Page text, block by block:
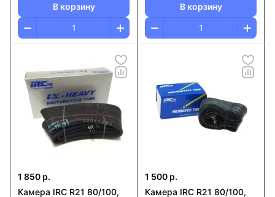
В корзину В корзину
1 850 р.
Камера IRC R21 80/100,
1 500 р.
Камера IRC R21 80/100,